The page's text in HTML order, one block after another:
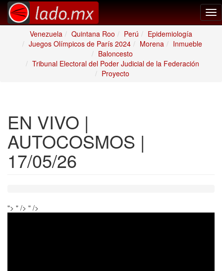
Venezuela
Quintana Roo Perú
Epidemiología
Juegos Olímpicos de París 2024
Morena
Inmueble
Baloncesto
Tribunal Electoral del Poder Judicial de la Federación
Proyecto
EN VIVO |
AUTOCOSMOS |
17/05/26
"> " /> " />